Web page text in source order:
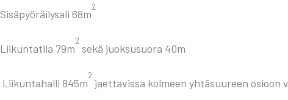
Sisä­pyö­räi­ly­sa­li 68m
2
Lii­kun­ta­ti­la 79m
2
sekä juok­susuo­ra 40m
Lii­kun­ta­hal­li 845m
2
jaet­ta­vis­sa kol­meen yhtä­suu­reen